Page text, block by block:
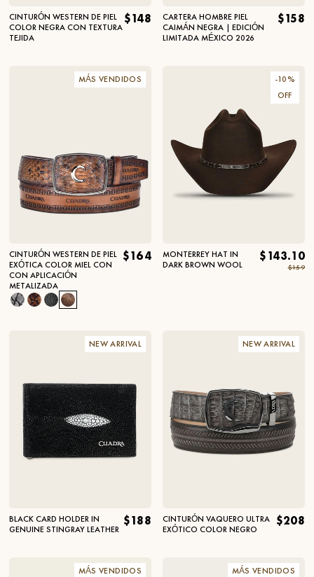
CINTURÓN WESTERN DE PIEL
COLOR NEGRA CON TEXTURA
TEJIDA
$148
CARTERA HOMBRE PIEL
CAIMÁN NEGRA | EDICIÓN
LIMITADA MÉXICO 2026
$158
MÁS VENDIDOS
CINTURÓN WESTERN DE PIEL
EXÓTICA COLOR MIEL CON
CON APLICACIÓN
METALIZADA
$164
-10%
OFF
MONTERREY HAT IN
DARK BROWN WOOL
$143.10
$159
NEW ARRIVAL
BLACK CARD HOLDER IN
GENUINE STINGRAY LEATHER
$188
NEW ARRIVAL
CINTURÓN VAQUERO ULTRA
EXÓTICO COLOR NEGRO
$208
MÁS VENDIDOS MÁS VENDIDOS